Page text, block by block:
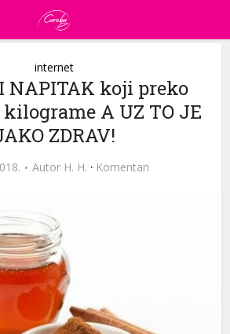
internet
NAPITAK koji preko
A UZ TO JE
ZDRAV!
Autor H. H. · Komentari